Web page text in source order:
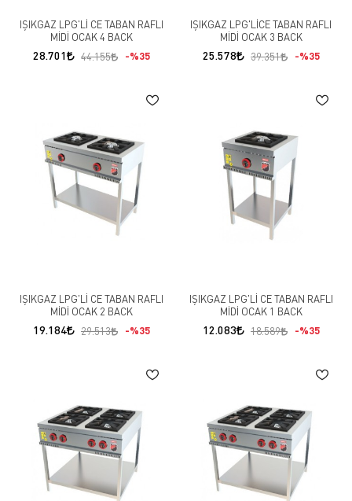
IŞIKGAZ LPG'Lİ CE TABAN RAFLI
MİDİ OCAK 4 BACK
28.701 44.155 %35
IŞIKGAZ LPG'LİCE TABAN RAFLI
MİDİ OCAK 3 BACK
25.578 39.351 %35
IŞIKGAZ LPG'Lİ CE TABAN RAFLI
MİDİ OCAK 2 BACK
19.184 29.513 %35
IŞIKGAZ LPG'Lİ CE TABAN RAFLI
MİDİ OCAK 1 BACK
12.083 18.589 %35